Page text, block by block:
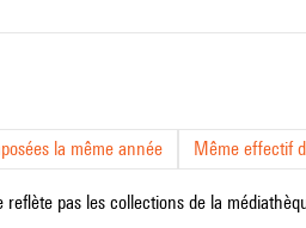
la même année Même effectif
pas les collections de la